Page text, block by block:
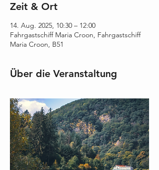
Zeit & Ort
14. Aug. 2025, 10:30 – 12:00
Fahrgastschiff Maria Croon, Fahrgastschiff
Maria Croon, B51
Über die Veranstaltung